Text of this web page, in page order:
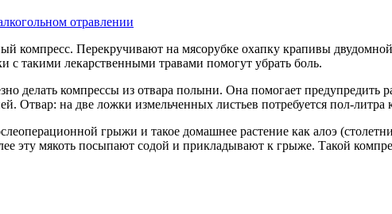
отравлении
компресс. Перекручивают на мясорубке охапку крапивы
с такими лекарственными травами помогут убрать боль.
делать компрессы из отвара полыни. Она помогает
Отвар: на две ложки измельченных листьев потребуется пол-литра
грыжи и такое домашнее растение как алоэ
эту мякоть посыпают содой и прикладывают к грыже. Такой